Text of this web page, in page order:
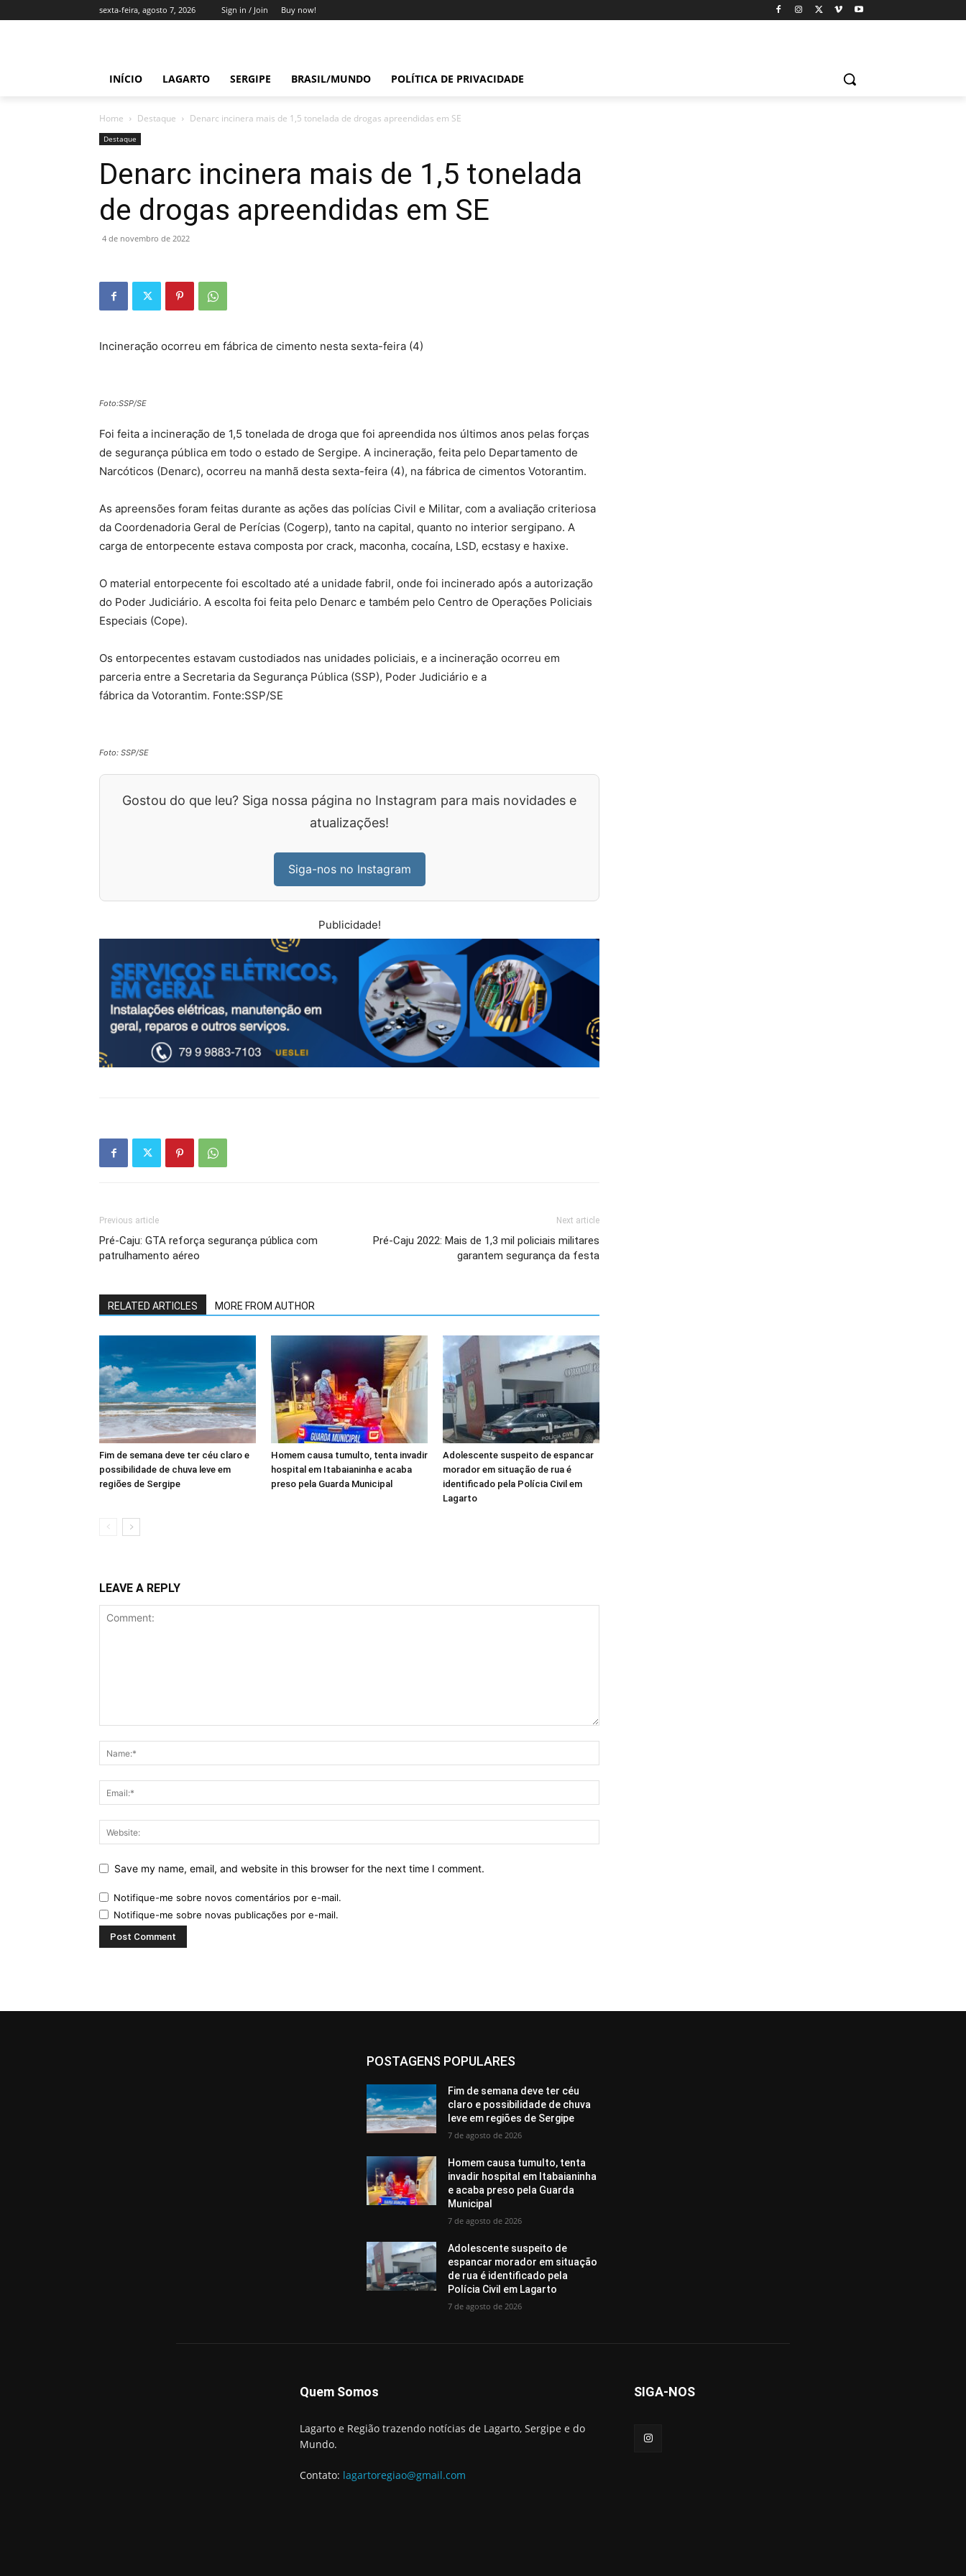
sexta-feira, agosto 7, 2026 Sign in / Join Buy now!
INÍCIO LAGARTO SERGIPE BRASIL/MUNDO POLÍTICA DE PRIVACIDADE
Home Destaque Denarc incinera mais de 1,5 tonelada de drogas apreendidas em SE
Destaque
Denarc incinera mais de 1,5 tonelada
de drogas apreendidas em SE
4 de novembro de 2022
Incineração ocorreu em fábrica de cimento nesta sexta-feira (4)
Foto:SSP/SE
Foi feita a incineração de 1,5 tonelada de droga que foi apreendida nos últimos anos pelas forças
de segurança pública em todo o estado de Sergipe. A incineração, feita pelo Departamento de
Narcóticos (Denarc), ocorreu na manhã desta sexta-feira (4), na fábrica de cimentos Votorantim.
As apreensões foram feitas durante as ações das polícias Civil e Militar, com a avaliação criteriosa
da Coordenadoria Geral de Perícias (Cogerp), tanto na capital, quanto no interior sergipano. A
carga de entorpecente estava composta por crack, maconha, cocaína, LSD, ecstasy e haxixe.
O material entorpecente foi escoltado até a unidade fabril, onde foi incinerado após a autorização
do Poder Judiciário. A escolta foi feita pelo Denarc e também pelo Centro de Operações Policiais
Especiais (Cope).
Os entorpecentes estavam custodiados nas unidades policiais, e a incineração ocorreu em
parceria entre a Secretaria da Segurança Pública (SSP), Poder Judiciário e a
fábrica da Votorantim. Fonte:SSP/SE
Foto: SSP/SE
Gostou do que leu? Siga nossa página no Instagram para mais novidades e
atualizações!
Siga-nos no Instagram
Publicidade!
Previous article
Pré-Caju: GTA reforça segurança pública com
patrulhamento aéreo
Next article
Pré-Caju 2022: Mais de 1,3 mil policiais militares
garantem segurança da festa
RELATED ARTICLES MORE FROM AUTHOR
Fim de semana deve ter céu claro e
possibilidade de chuva leve em
regiões de Sergipe
Homem causa tumulto, tenta invadir
hospital em Itabaianinha e acaba
preso pela Guarda Municipal
Adolescente suspeito de espancar
morador em situação de rua é
identificado pela Polícia Civil em
Lagarto
LEAVE A REPLY
Save my name, email, and website in this browser for the next time I comment.
Notifique-me sobre novos comentários por e-mail.
Notifique-me sobre novas publicações por e-mail.
POSTAGENS POPULARES
Fim de semana deve ter céu
claro e possibilidade de chuva
leve em regiões de Sergipe
7 de agosto de 2026
Homem causa tumulto, tenta
invadir hospital em Itabaianinha
e acaba preso pela Guarda
Municipal
7 de agosto de 2026
Adolescente suspeito de
espancar morador em situação
de rua é identificado pela
Polícia Civil em Lagarto
7 de agosto de 2026
Quem Somos
Lagarto e Região trazendo notícias de Lagarto, Sergipe e do
Mundo.
Contato: lagartoregiao@gmail.com
SIGA-NOS